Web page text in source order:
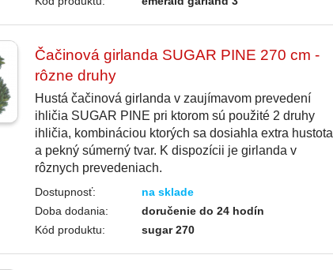
Čačinová girlanda SUGAR PINE 270 cm -
rôzne druhy
Hustá čačinová girlanda v zaujímavom prevedení
ihličia SUGAR PINE pri ktorom sú použité 2 druhy
ihličia, kombináciou ktorých sa dosiahla extra hustota
a pekný súmerný tvar. K dispozícii je girlanda v
rôznych prevedeniach.
Dostupnosť:
na sklade
Doba dodania:
doručenie do 24 hodín
Kód produktu:
sugar 270